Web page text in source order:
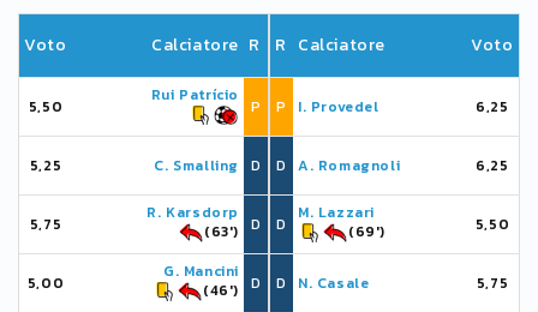
Voto Calciatore R
5,50
Rui Patrício
P
5,25 C. Smalling D
5,75
R. Karsdorp
(63')
D
5,00
G. Mancini
(46')
D
R Calciatore Voto
P I. Provedel 6,25
D A. Romagnoli 6,25
D
M. Lazzari
(69')
5,50
D N. Casale 5,75